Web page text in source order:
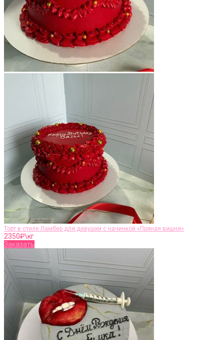
Торт в стиле Ламбер для девушки с начинкой «Пряная вишня»
2350₽\кг
Заказать